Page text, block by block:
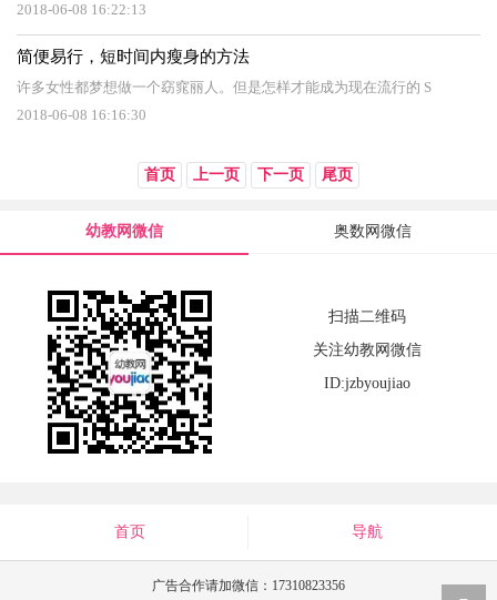
2018-06-08 16:22:13
简便易行，短时间内瘦身的方法
许多女性都梦想做一个窈窕丽人。但是怎样才能成为现在流行的 S
2018-06-08 16:16:30
首页 上一页 下一页 尾页
幼教网微信 奥数网微信
扫描二维码
关注幼教网微信
ID:jzbyoujiao
首页 导航
广告合作请加微信：17310823356